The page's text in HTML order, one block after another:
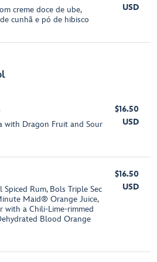
creme doce de ube,
cunhã e pó de hibisco
USD
with Dragon Fruit and Sour
$16.50
USD
Rum, Bols Triple Sec
Maid® Orange Juice,
with a Chili-Lime-rimmed
Blood Orange
$16.50
USD